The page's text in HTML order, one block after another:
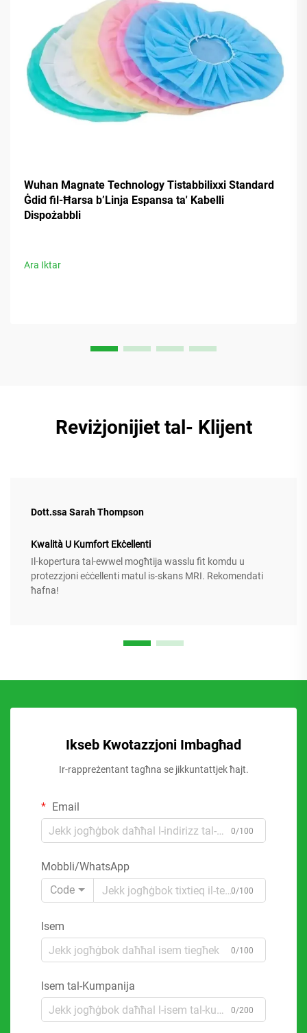
Wuhan Magnate Technology Tistabbilixxi Standard
Ġdid fil-Ħarsa b’Linja Espansa ta' Kabelli
Dispożabbli
Ara Iktar
Reviżjonijiet tal- Klijent
Dott.ssa Sarah Thompson
Kwalità U Kumfort Ekċellenti
Il-kopertura tal-ewwel mogħtija wasslu fit komdu u
protezzjoni eċċellenti matul is-skans MRI. Rekomendati
ħafna!
Ikseb Kwotazzjoni Imbagħad
Ir-rappreżentant tagħna se jikkuntattjek ħajt.
Email
0/100
Mobbli/WhatsApp
Code
0/100
Isem
0/100
Isem tal-Kumpanija
0/200